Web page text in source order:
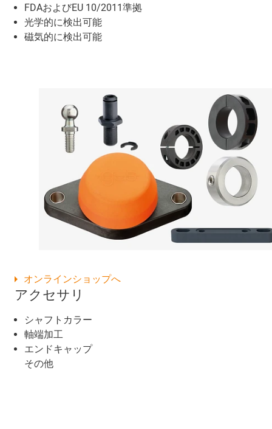
FDAおよびEU 10/2011準拠
光学的に検出可能
磁気的に検出可能
オンラインショップへ
アクセサリ
シャフトカラー
軸端加工
エンドキャップ
その他